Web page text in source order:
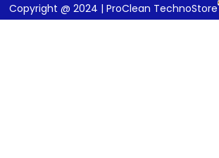
Copyright @ 2024 | ProClean TechnoStore